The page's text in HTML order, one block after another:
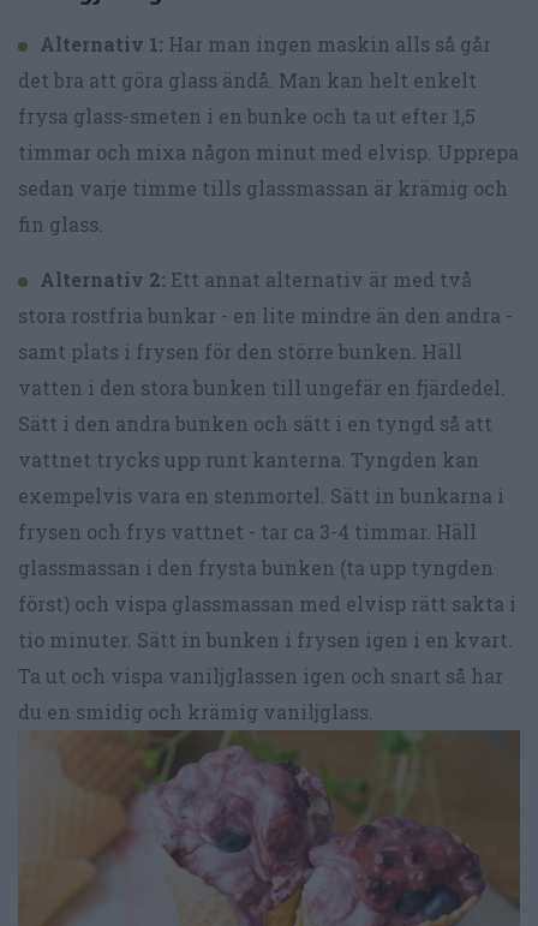
Alternativ 1: Har man ingen maskin alls så går
det bra att göra glass ändå. Man kan helt enkelt
frysa glass-smeten i en bunke och ta ut efter 1,5
timmar och mixa någon minut med elvisp. Upprepa
sedan varje timme tills glassmassan är krämig och
fin glass.
Alternativ 2: Ett annat alternativ är med två
stora rostfria bunkar - en lite mindre än den andra -
samt plats i frysen för den större bunken. Häll
vatten i den stora bunken till ungefär en fjärdedel.
Sätt i den andra bunken och sätt i en tyngd så att
vattnet trycks upp runt kanterna. Tyngden kan
exempelvis vara en stenmortel. Sätt in bunkarna i
frysen och frys vattnet - tar ca 3-4 timmar. Häll
glassmassan i den frysta bunken (ta upp tyngden
först) och vispa glassmassan med elvisp rätt sakta i
tio minuter. Sätt in bunken i frysen igen i en kvart.
Ta ut och vispa vaniljglassen igen och snart så har
du en smidig och krämig vaniljglass.